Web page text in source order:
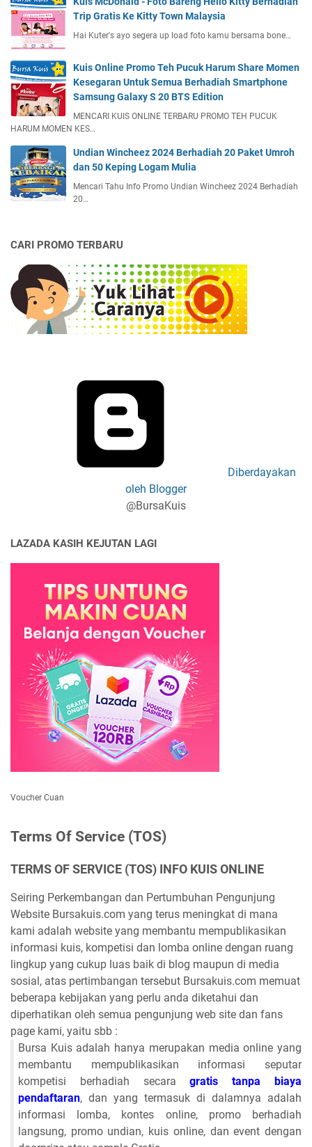
Trip Gratis Ke Kitty Town Malaysia
Hai Kuter's ayo segera up load foto kamu bersama bone…
Kuis Online Promo Teh Pucuk Harum Share Momen
Kesegaran Untuk Semua Berhadiah Smartphone
Samsung Galaxy S 20 BTS Edition
MENCARI KUIS ONLINE TERBARU PROMO TEH PUCUK
HARUM MOMEN KES…
Undian Wincheez 2024 Berhadiah 20 Paket Umroh
dan 50 Keping Logam Mulia
Mencari Tahu Info Promo Undian Wincheez 2024 Berhadiah
20…
CARI PROMO TERBARU
Diberdayakan
oleh Blogger
@BursaKuis
LAZADA KASIH KEJUTAN LAGI
Voucher Cuan
Terms Of Service (TOS)
TERMS OF SERVICE (TOS) INFO KUIS ONLINE
Seiring Perkembangan dan Pertumbuhan Pengunjung
Website Bursakuis.com yang terus meningkat di mana
kami adalah website yang membantu mempublikasikan
informasi kuis, kompetisi dan lomba online dengan ruang
lingkup yang cukup luas baik di blog maupun di media
sosial, atas pertimbangan tersebut Bursakuis.com memuat
beberapa kebijakan yang perlu anda diketahui dan
diperhatikan oleh semua pengunjung web site dan fans
page kami, yaitu sbb :
Bursa Kuis adalah hanya merupakan media online yang
membantu mempublikasikan informasi seputar
kompetisi berhadiah secaragratis tanpa biaya
pendaftaran, dan yang termasuk di dalamnya adalah
informasi lomba, kontes online, promo berhadiah
langsung, promo undian, kuis online, dan event dengan